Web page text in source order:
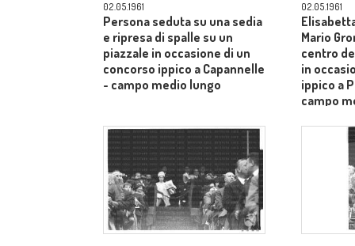
02.05.1961
Persona seduta su una sedia
e ripresa di spalle su un
piazzale in occasione di un
concorso ippico a Capannelle
- campo medio lungo
02.05.1961
Mario
centro
in
ippico a
campo